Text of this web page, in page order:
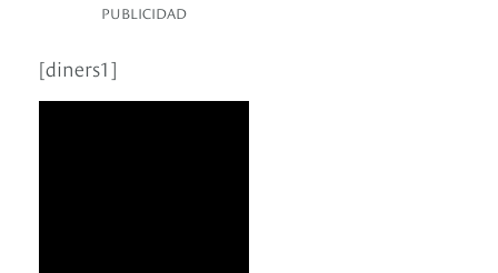
PUBLICIDAD
[diners1]